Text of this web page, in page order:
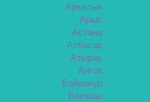
Аркалык
Арыс
Астана
Атбасар
Атырау
Аягоз
Байконур
Балхаш